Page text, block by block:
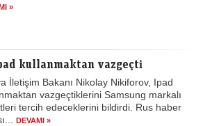
»
kullanmaktan vazgeçti
İletişim Bakanı Nikolay Nikiforov, Ipad
vazgeçtiklerini Samsung markalı
tercih edeceklerini bildirdi. Rus haber
DEVAMI »